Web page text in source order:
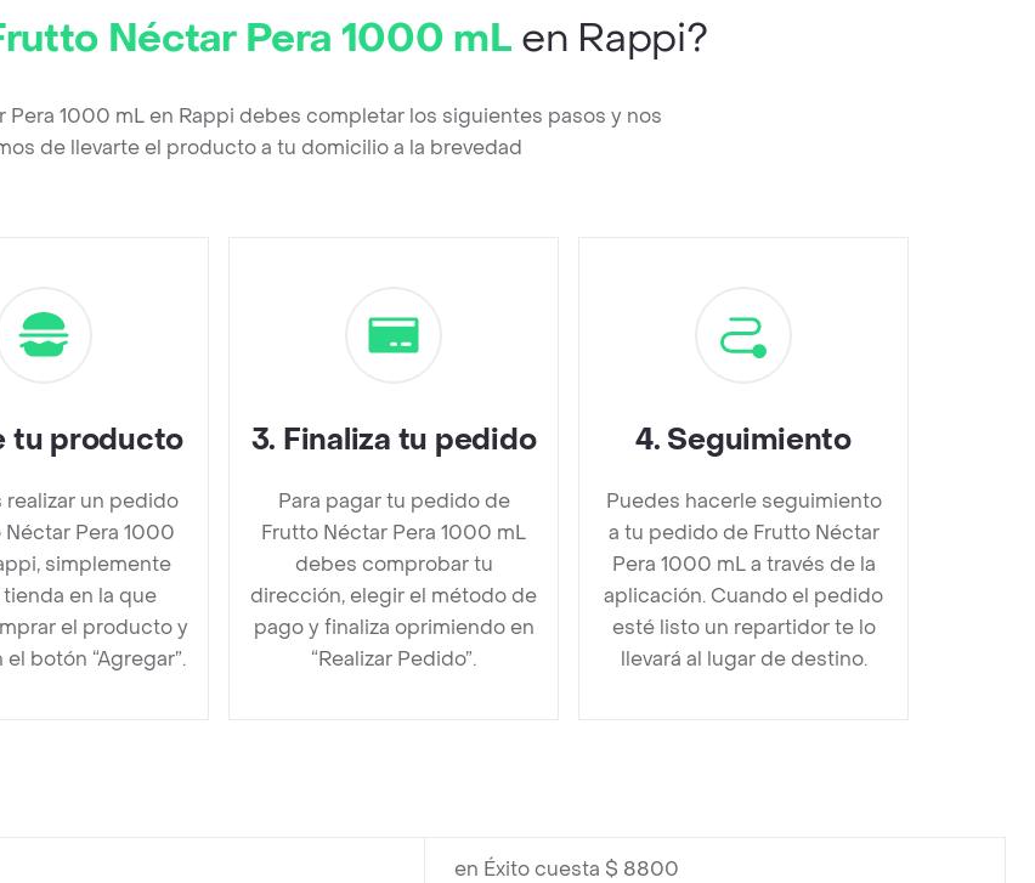
Néctar Pera 1000 mL en Rappi?
Pera 1000 mL en Rappi debes completar los siguientes pasos y nos
de llevarte el producto a tu domicilio a la brevedad
tu producto
realizar un pedido
Pera 1000
simplemente
en la que
el producto y
botón “Agregar”.
3. Finaliza tu pedido
Para pagar tu pedido de
Frutto Néctar Pera 1000 mL
debes comprobar tu
dirección, elegir el método de
pago y finaliza oprimiendo en
“Realizar Pedido”.
4. Seguimiento
Puedes hacerle seguimiento
a tu pedido de Frutto Néctar
Pera 1000 mL a través de la
aplicación. Cuando el pedido
esté listo un repartidor te lo
llevará al lugar de destino.
en Éxito cuesta $ 8800